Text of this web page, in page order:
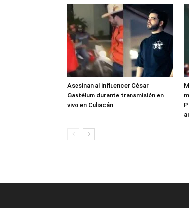
Asesinan al influencer César
Gastélum durante transmisión en
vivo en Culiacán